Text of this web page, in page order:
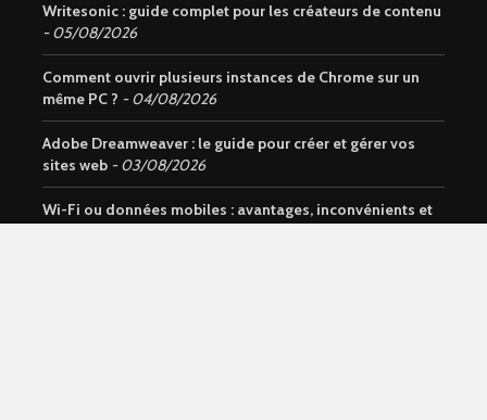
Writesonic : guide complet pour les créateurs de contenu
05/08/2026
Comment ouvrir plusieurs instances de Chrome sur un
même PC ?
04/08/2026
Adobe Dreamweaver : le guide pour créer et gérer vos
sites web
03/08/2026
Wi-Fi ou données mobiles : avantages, inconvénients et